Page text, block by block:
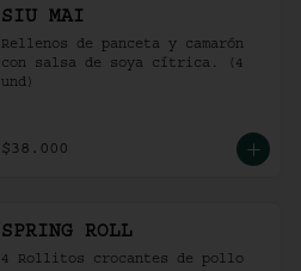
SIU MAI
Rellenos de panceta y camarón
con salsa de soya cítrica. (4
und)
$38.000
SPRING ROLL
4 Rollitos crocantes de pollo